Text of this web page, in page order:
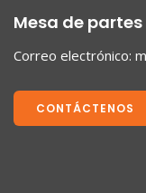
Mesa de
Correo electrónico:
CONTÁCTENOS